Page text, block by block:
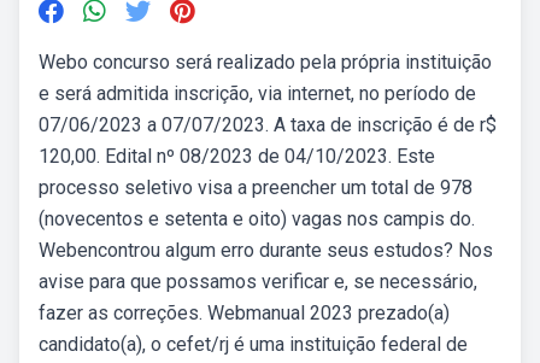
Webo concurso será realizado pela própria instituição
e será admitida inscrição, via internet, no período de
07/06/2023 a 07/07/2023. A taxa de inscrição é de r$
120,00. Edital nº 08/2023 de 04/10/2023. Este
processo seletivo visa a preencher um total de 978
(novecentos e setenta e oito) vagas nos campis do.
Webencontrou algum erro durante seus estudos? Nos
avise para que possamos verificar e, se necessário,
fazer as correções. Webmanual 2023 prezado(a)
candidato(a), o cefet/rj é uma instituição federal de